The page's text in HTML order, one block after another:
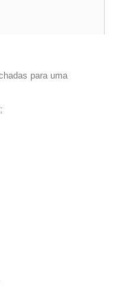
para uma